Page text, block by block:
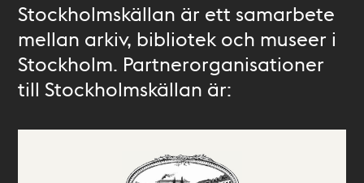
Stockholmskällan är ett samarbete
mellan arkiv, bibliotek och museer i
Stockholm. Partnerorganisationer
till Stockholmskällan är: